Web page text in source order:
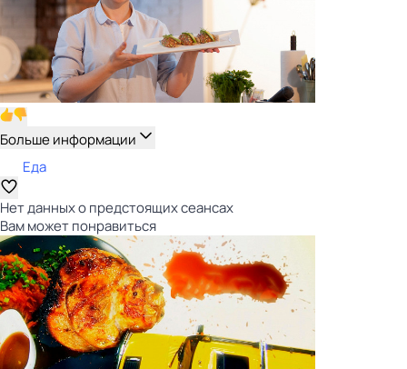
Больше информации
Еда
Нет данных о предстоящих сеансах
Вам может понравиться